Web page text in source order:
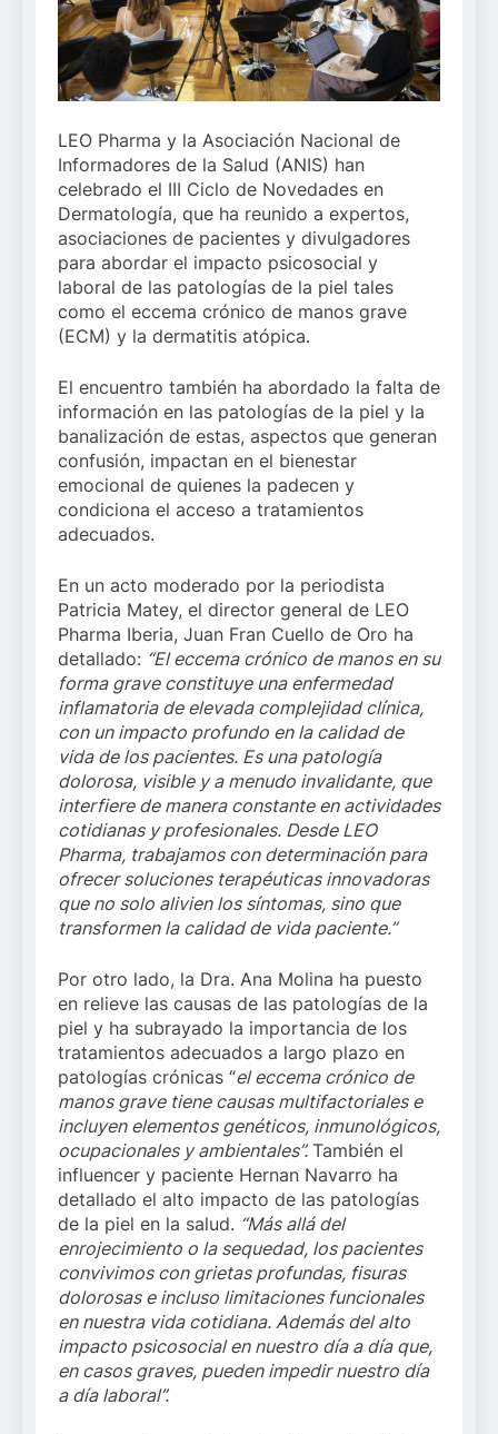
LEO Pharma y la Asociación Nacional de
Informadores de la Salud (ANIS) han
celebrado el III Ciclo de Novedades en
Dermatología, que ha reunido a expertos,
asociaciones de pacientes y divulgadores
para abordar el impacto psicosocial y
laboral de las patologías de la piel tales
como el eccema crónico de manos grave
(ECM) y la dermatitis atópica.
El encuentro también ha abordado la falta de
información en las patologías de la piel y la
banalización de estas, aspectos que generan
confusión, impactan en el bienestar
emocional de quienes la padecen y
condiciona el acceso a tratamientos
adecuados.
En un acto moderado por la periodista
Patricia Matey, el director general de LEO
Pharma Iberia, Juan Fran Cuello de Oro ha
detallado: “El eccema crónico de manos en su
forma grave constituye una enfermedad
inflamatoria de elevada complejidad clínica,
con un impacto profundo en la calidad de
vida de los pacientes. Es una patología
dolorosa, visible y a menudo invalidante, que
interfiere de manera constante en actividades
cotidianas y profesionales. Desde LEO
Pharma, trabajamos con determinación para
ofrecer soluciones terapéuticas innovadoras
que no solo alivien los síntomas, sino que
transformen la calidad de vida paciente.”
Por otro lado, la Dra. Ana Molina ha puesto
en relieve las causas de las patologías de la
piel y ha subrayado la importancia de los
tratamientos adecuados a largo plazo en
patologías crónicas “el eccema crónico de
manos grave tiene causas multifactoriales e
incluyen elementos genéticos, inmunológicos,
ocupacionales y ambientales”. También el
influencer y paciente Hernan Navarro ha
detallado el alto impacto de las patologías
de la piel en la salud. “Más allá del
enrojecimiento o la sequedad, los pacientes
convivimos con grietas profundas, fisuras
dolorosas e incluso limitaciones funcionales
en nuestra vida cotidiana. Además del alto
impacto psicosocial en nuestro día a día que,
en casos graves, pueden impedir nuestro día
a día laboral”.